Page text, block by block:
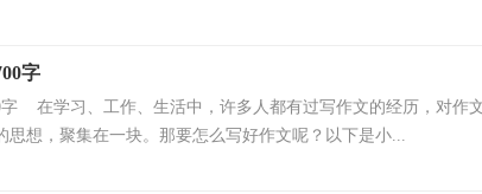
字
在学习、工作、生活中，许多人都有过写作文的经历，对作
思想，聚集在一块。那要怎么写好作文呢？以下是小...